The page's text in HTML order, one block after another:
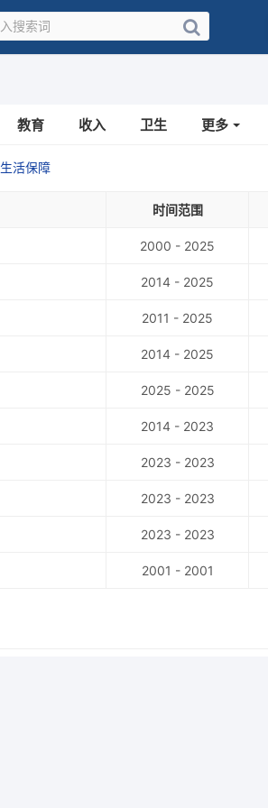
教育 收入 卫生 更多
生活保障
时间范围
2000 - 2025
2014 - 2025
2011 - 2025
2014 - 2025
2025 - 2025
2014 - 2023
2023 - 2023
2023 - 2023
2023 - 2023
2001 - 2001